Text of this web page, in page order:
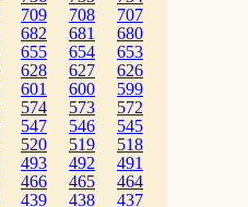
709 708
707
682 681
680
655 654
653
628 627
626
601 600
599
574 573
572
547 546
545
520 519
518
493 492
491
466 465
464
439 438
437